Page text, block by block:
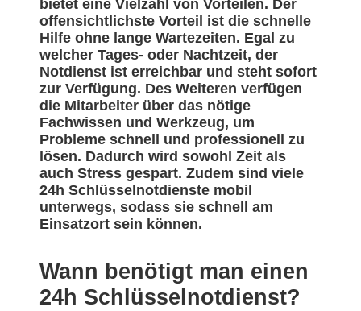
bietet eine Vielzahl von Vorteilen. Der
offensichtlichste Vorteil ist die schnelle
Hilfe ohne lange Wartezeiten. Egal zu
welcher Tages- oder Nachtzeit, der
Notdienst ist erreichbar und steht sofort
zur Verfügung. Des Weiteren verfügen
die Mitarbeiter über das nötige
Fachwissen und Werkzeug, um
Probleme schnell und professionell zu
lösen. Dadurch wird sowohl Zeit als
auch Stress gespart. Zudem sind viele
24h Schlüsselnotdienste mobil
unterwegs, sodass sie schnell am
Einsatzort sein können.
Wann benötigt man einen
24h Schlüsselnotdienst?